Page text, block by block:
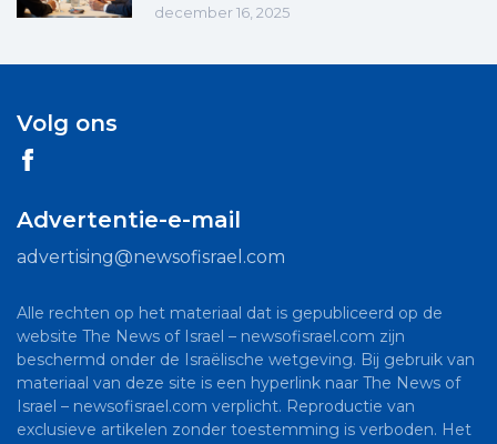
december 16, 2025
Volg ons
Advertentie-e-mail
advertising@newsofisrael.com
Alle rechten op het materiaal dat is gepubliceerd op de
website The News of Israel – newsofisrael.com zijn
beschermd onder de Israëlische wetgeving. Bij gebruik van
materiaal van deze site is een hyperlink naar The News of
Israel – newsofisrael.com verplicht. Reproductie van
exclusieve artikelen zonder toestemming is verboden. Het